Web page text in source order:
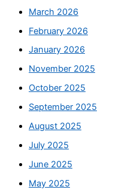
March 2026
February 2026
January 2026
November 2025
October 2025
September 2025
August 2025
July 2025
June 2025
May 2025